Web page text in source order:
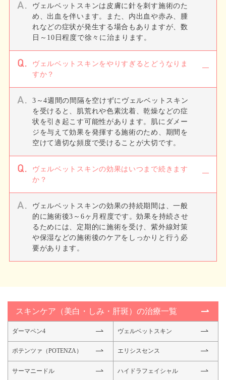
ヴェルベットスキンは皮膚に針を刺す施術のた
め、出血を伴います。また、内出血や赤み、腫
れなどの症状が発生する場合もありますが、数
日～10日程度で徐々に治まります。
ヴェルベットスキンをやりすぎるとどうなりま
すか？
3～4週間の間隔を空けずにヴェルベットスキン
を受けると、肌荒れや色素沈着、乾燥などの症
状を引き起こす可能性があります。肌にダメー
ジを与えて効果を発揮する施術のため、期間を
空けて適切な頻度で受けることが大切です。
ヴェルベットスキンの効果はいつまで続きます
か？
ヴェルベットスキンの効果の持続期間は、一般
的に施術後3～6ヶ月程度です。効果を持続させ
るためには、定期的に施術を受け、紫外線対策
や保湿などの施術後のケアをしっかりと行う必
要があります。
スキンケア（美白・しみ・肝斑）の治療一覧
ダーマペン4 ヴェルベットスキン
ポテンツァ（POTENZA） エリシスセンス
サーマニードル ハイドラフェイシャル